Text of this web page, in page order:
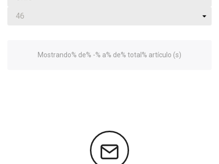
Mostrando% de% -% a% de% total% artículo (s)